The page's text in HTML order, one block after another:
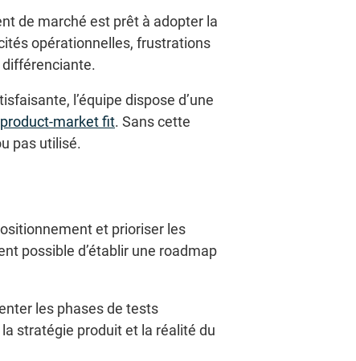
de marché est prêt à adopter la
opérationnelles, frustrations
différenciante.
l’équipe dispose d’une
product-market fit. Sans cette
pas utilisé.
et prioriser les
possible d’établir une roadmap
les phases de tests
stratégie produit et la réalité du